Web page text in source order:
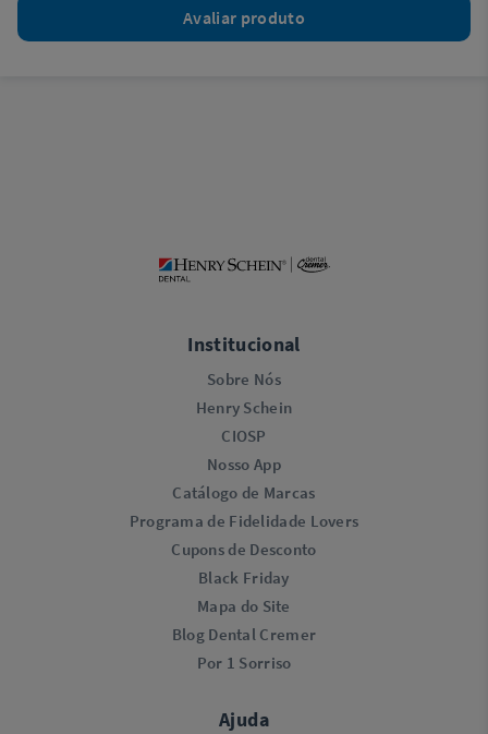
Avaliar produto
Institucional
Sobre Nós
Henry Schein
CIOSP
Nosso App
Catálogo de Marcas
Programa de Fidelidade Lovers​
Cupons de Desconto
Black Friday
Mapa do Site
Blog Dental Cremer
Por 1 Sorriso
Ajuda